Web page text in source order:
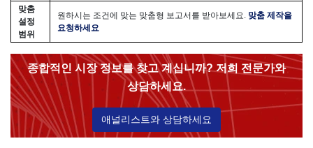
맞춤
설정
범위
원하시는 조건에 맞는 맞춤형 보고서를 받아보세요. 맞춤 제작을
요청하세요
종합적인 시장 정보를 찾고 계십니까? 저희 전문가와
상담하세요.
애널리스트와 상담하세요